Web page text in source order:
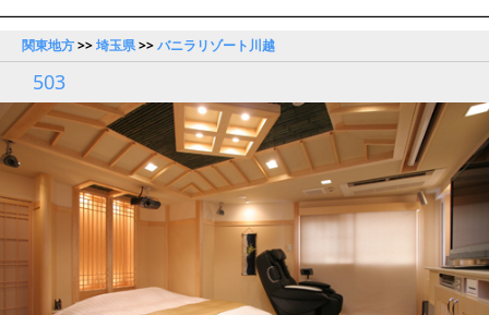
関東地方>>埼玉県>>バニラリゾート川越
503